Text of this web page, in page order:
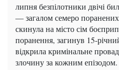
липня безпілотники двічі
— загалом семеро
скинула на місто сім
поранення, загинув 15-
відкрила кримінальне
злочину за кожним епізодом.